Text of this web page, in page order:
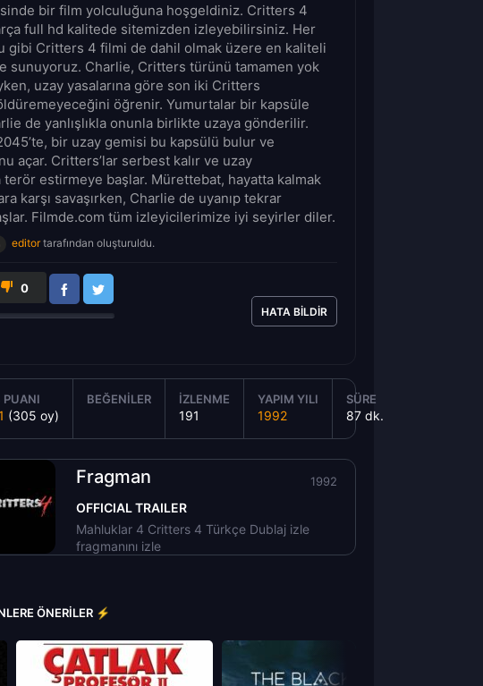
bir film yolculuğuna hoşgeldiniz. Critters 4
full hd kalitede sitemizden izleyebilirsiniz. Her
gibi Critters 4 filmi de dahil olmak üzere en kaliteli
sunuyoruz. Charlie, Critters türünü tamamen yok
uzay yasalarına göre son iki Critters
öğrenir. Yumurtalar bir kapsüle
de yanlışlıkla onunla birlikte uzaya gönderilir.
bir uzay gemisi bu kapsülü bulur ve
açar. Critters’lar serbest kalır ve uzay
terör estirmeye başlar. Mürettebat, hayatta kalmak
karşı savaşırken, Charlie de uyanıp tekrar
Filmde.com tüm izleyicilerimize iyi seyirler diler.
editortarafından oluşturuldu.
0
HATA BILDIR
PUANI
(305 oy)
BEĞENILER İZLENME
191
YAPIM YILI
1992
SÜRE
87 dk.
Fragman
OFFICIAL TRAILER
Mahluklar 4 Critters 4 Türkçe Dublaj izle
fragmanını izle
1992
ÖNERILER ⚡